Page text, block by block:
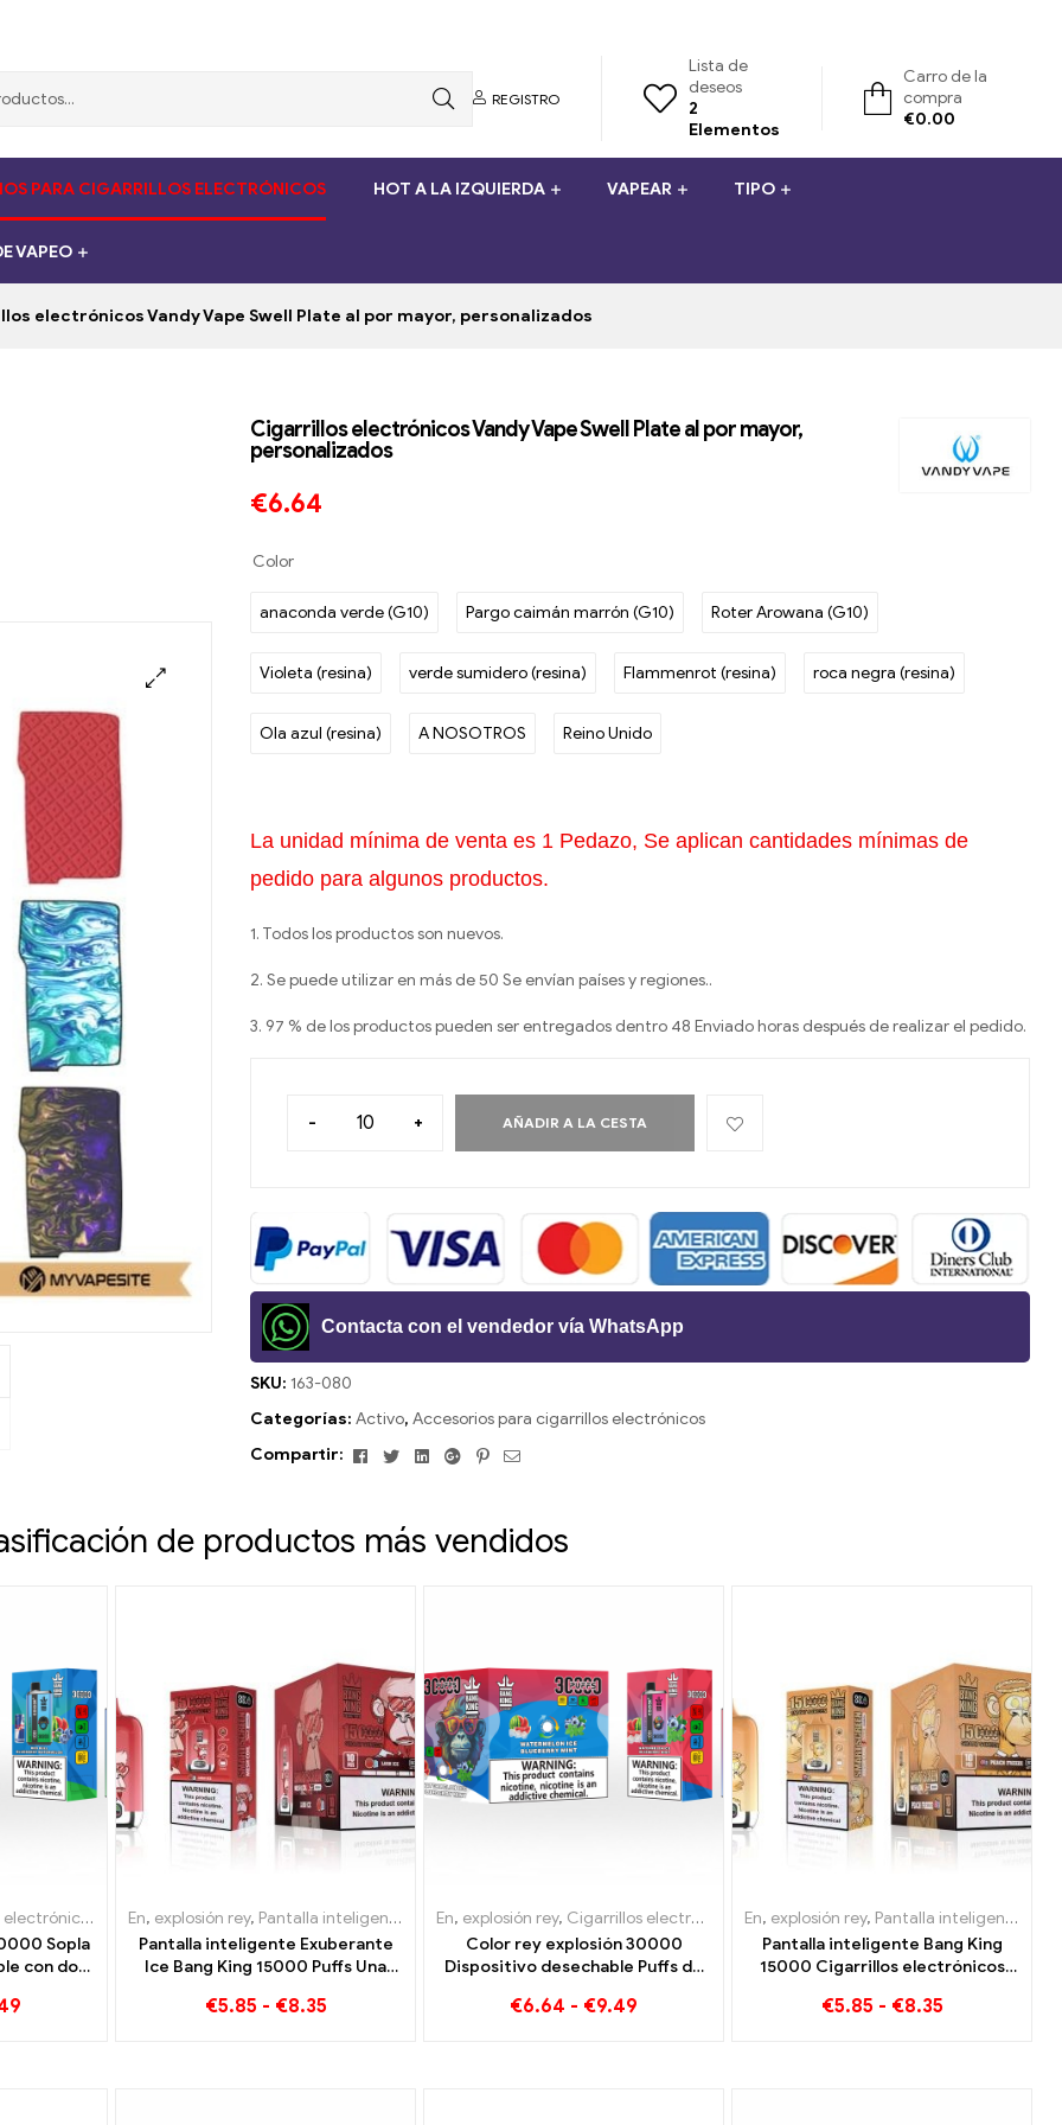
REGISTRO
Lista de
deseos
2
Elementos
Carro de la
compra
€0.00
PARA CIGARRILLOS ELECTRÓNICOS HOT A LA IZQUIERDA VAPEAR TIPO
VAPEO
electrónicos Vandy Vape Swell Plate al por mayor, personalizados
Cigarrillos electrónicos Vandy Vape Swell Plate al por mayor,
personalizados
€6.64
Color
anaconda verde (G10) Pargo caimán marrón (G10) Roter Arowana (G10)
Violeta (resina) verde sumidero (resina) Flammenrot (resina) roca negra (resina)
Ola azul (resina) A NOSOTROS Reino Unido
La unidad mínima de venta es 1 Pedazo, Se aplican cantidades mínimas de
pedido para algunos productos.
1. Todos los productos son nuevos.
2. Se puede utilizar en más de 50 Se envían países y regiones..
3. 97 % de los productos pueden ser entregados dentro 48 Enviado horas después de realizar el pedido.
- + AÑADIR A LA CESTA
Contacta con el vendedor vía WhatsApp
SKU: 163-080
Categorías:Activo,Accesorios para cigarrillos electrónicos
Compartir:
FacebookGorjeoLinkedInGoogle+Pinterest
Correo
de productos más vendidos
desechables Bélgica ,Cigarrillos electrónicos desechables Dinamarca
desechables Lituania ,Cigarrillos electrónicos desechables Luxemburgo, Cigarrillos electrónicos desechables Países Bajos,
Sopla
con dos
Sweet
En, explosión rey, Pantalla inteligente Bang King 15000 Soplo ,Cigarrillos electrónicos desechables Suecia,Cigarrillos
Pantalla inteligente Exuberante
Ice Bang King 15000 Puffs Una
equilibrada de sandía y menta.
€5.85 - €8.35
En, explosión rey, Cigarrillos electrónicos desechables Lituania ,Cigarrillos
Color rey explosión 30000
Dispositivo desechable Puffs de
perfecta de arándano, frambuesa
€6.64 - €9.49
En, explosión rey, Pantalla inteligente Bang King 15000 Soplo
Pantalla inteligente Bang King
15000 Cigarrillos electrónicos
€5.85 - €8.35